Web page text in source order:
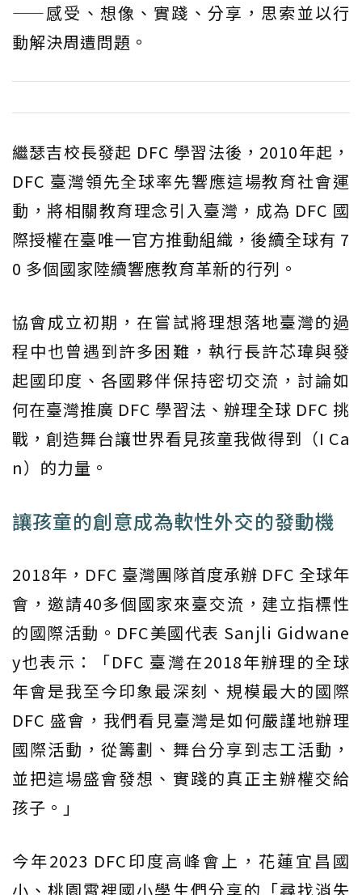
——感受、想像、實踐、分享，思索並以行
動解決周遭問題。
繼瑟吉校長發起 DFC 學習法後，2010年起，
DFC 臺灣領先全球率先響應這場教育社會運
動，將相關教育理念引入臺灣，成為 DFC 國
際授權在臺唯一官方推動組織，後續全球有 7
0 多個國家陸續響應教育革新的行列。
協會成立初期，在嘗試將理想落地臺灣的過
程中也曾遇到許多困難，執行長許芯瑋與發
起國印度、各國夥伴保持密切交流，討論如
何在臺灣推廣 DFC 學習法、辦理全球 DFC 挑
戰，創造舞台讓世界看見孩童我做得到（I Ca
n）的力量。
讓孩童的創意成為軟性外交的發動機
2018年，DFC 臺灣團隊首度承辦 DFC 全球年
會，邀請40多個國家來臺交流，建立指標性
的國際活動。DFC美國代表 Sanjli Gidwane
y也表示：「DFC 臺灣在2018年辦理的全球
年會是我至今印象最深刻、規模最大的國際
DFC 盛會，我們看見臺灣是如何嚴謹地辦理
國際活動，從籌劃、舞台分享到志工活動，
並把這場盛會發想、實踐的真正主辦權交給
孩子。」
今年2023 DFC印度高峰會上，花蓮宜昌國
小、桃園霄裡國小學生們分享的「尋找消失